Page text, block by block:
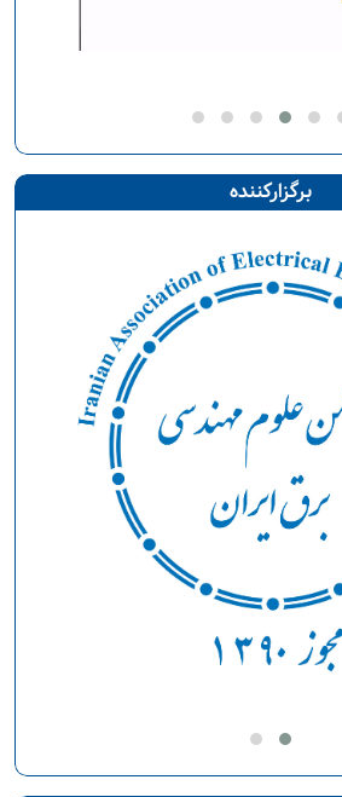
برگزارکننده